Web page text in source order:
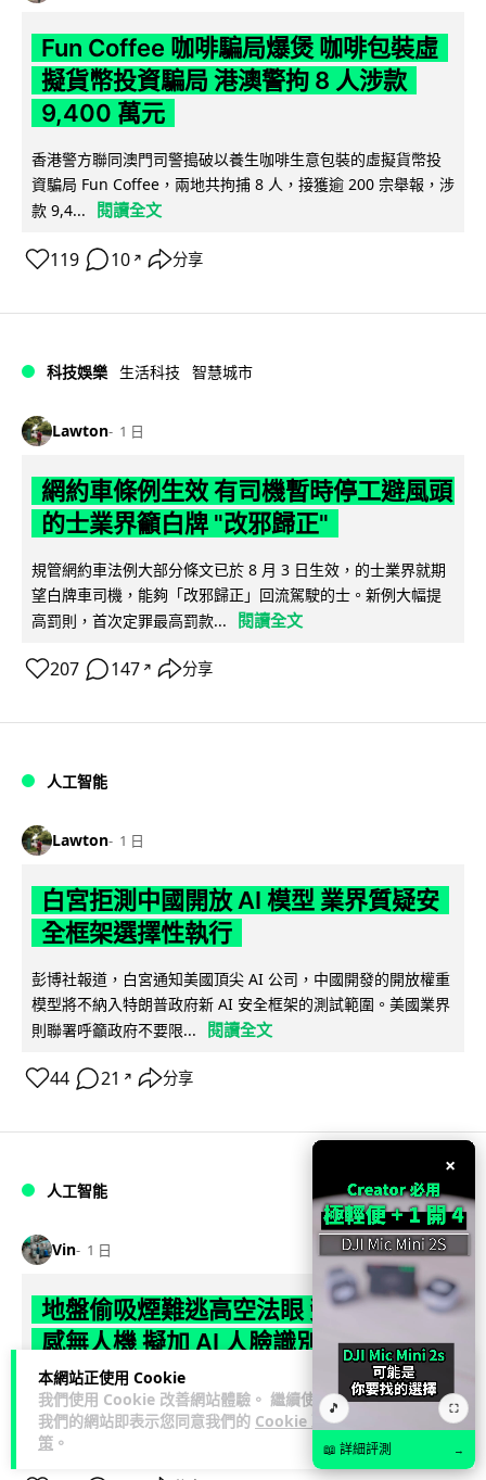
本網站正使用 Cookie
我們使用 Cookie 改善網站體驗。 繼續使用
我們的網站即表示您同意我們的 Cookie 政
策 。
Fun Coffee 咖啡騙局爆煲 咖啡包裝虛
擬貨幣投資騙局 港澳警拘 8 人涉款
9,400 萬元
香港警方聯同澳門司警搗破以養生咖啡生意包裝的虛擬貨幣投
資騙局 Fun Coffee，兩地共拘捕 8 人，接獲逾 200 宗舉報，涉
款 9,4...
閱讀全文
119 10 ↗ 分享
科技娛樂 生活科技 智慧城市
Lawton 1 日
網約車條例生效 有司機暫時停工避風頭
的士業界籲白牌 "改邪歸正"
規管網約車法例大部分條文已於 8 月 3 日生效，的士業界就期
望白牌車司機，能夠「改邪歸正」回流駕駛的士。新例大幅提
高罰則，首次定罪最高罰款...
閱讀全文
207 147 ↗ 分享
人工智能
Lawton 1 日
白宮拒測中國開放 AI 模型 業界質疑安
全框架選擇性執行
彭博社報道，白宮通知美國頂尖 AI 公司，中國開發的開放權重
模型將不納入特朗普政府新 AI 安全框架的測試範圍。美國業界
則聯署呼籲政府不要限...
閱讀全文
44 21 ↗ 分享
人工智能
Vin 1 日
地盤偷吸煙難逃高空法眼 勞工處出動熱
感無人機 擬加 AI 人臉識別精準執法
勞工處投入配備熱感應鏡頭的小型無人機進行高空巡邏以打擊
地盤違例吸煙，並正研究於未來一年內引入 AI 人臉識別與行為
分析功能，結合三大技術進一...
×
🎵 ⛶
📖 詳細評測 →